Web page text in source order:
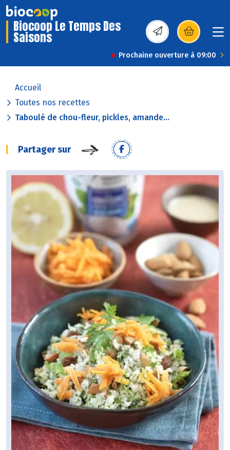
Biocoop Le Temps Des
Saisons (s’ouvre dans une
Prochaine ouverture à 09:00
Accueil
Toutes nos recettes
Taboulé de chou-fleur, pickles, amande...
Partager sur